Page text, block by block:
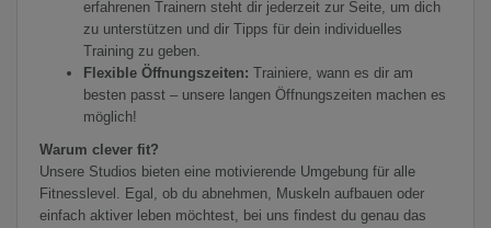
erfahrenen Trainern steht dir jederzeit zur Seite, um dich
zu unterstützen und dir Tipps für dein individuelles
Training zu geben.
Flexible Öffnungszeiten: Trainiere, wann es dir am
besten passt – unsere langen Öffnungszeiten machen es
möglich!
Warum clever fit?
Unsere Studios bieten eine motivierende Umgebung für alle
Fitnesslevel. Egal, ob du abnehmen, Muskeln aufbauen oder
einfach aktiver leben möchtest, bei uns findest du genau das